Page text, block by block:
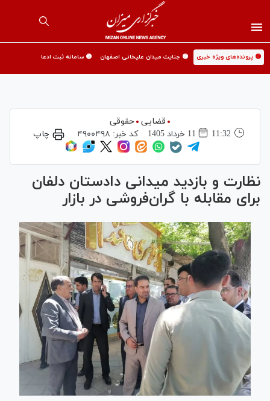
🟡 پرونده‌های ویژه خبری 🟡 جنایت میدان علیخانی اصفهان 🟡 سامانه ثبت ادعا
قضایی حقوقی
11:32
11 خرداد 1405 کد خبر: ۴۹۰۰۴۹۸ چاپ
نظارت و بازدید میدانی دادستان دلفان
برای مقابله با گران‌فروشی در بازار